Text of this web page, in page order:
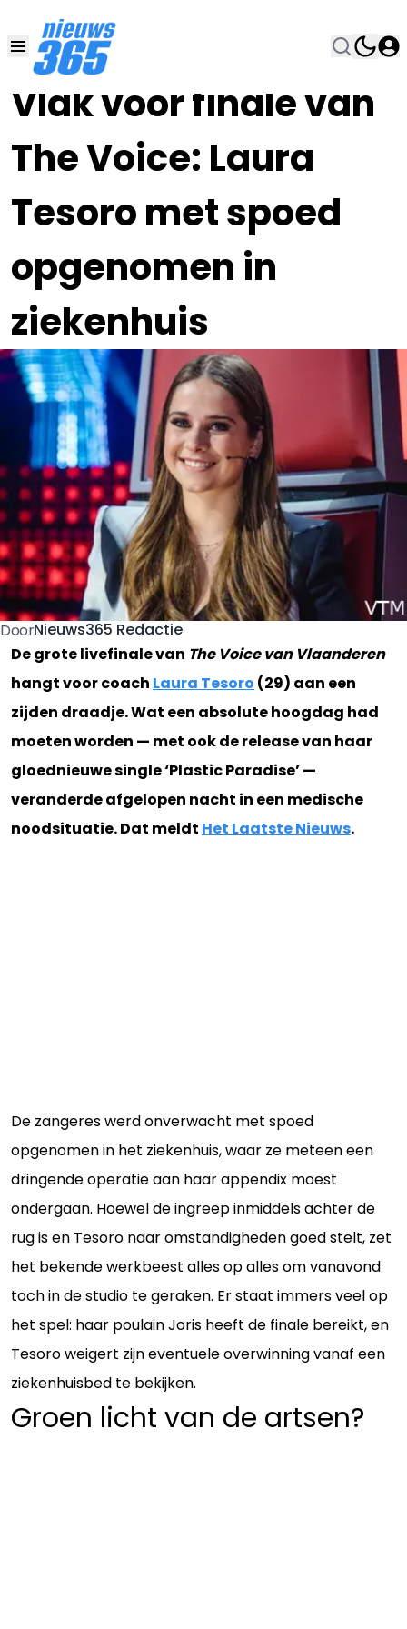
Vlak voor finale van
The Voice: Laura
Tesoro met spoed
opgenomen in
ziekenhuis
29 MEI , 11:06•
DoorNieuws365 Redactie
De grote livefinale van The Voice van Vlaanderen
hangt voor coach Laura Tesoro (29) aan een
zijden draadje. Wat een absolute hoogdag had
moeten worden — met ook de release van haar
gloednieuwe single ‘Plastic Paradise’ —
veranderde afgelopen nacht in een medische
noodsituatie. Dat meldt Het Laatste Nieuws.
De zangeres werd onverwacht met spoed
opgenomen in het ziekenhuis, waar ze meteen een
dringende operatie aan haar appendix moest
ondergaan. Hoewel de ingreep inmiddels achter de
rug is en Tesoro naar omstandigheden goed stelt, zet
het bekende werkbeest alles op alles om vanavond
toch in de studio te geraken. Er staat immers veel op
het spel: haar poulain Joris heeft de finale bereikt, en
Tesoro weigert zijn eventuele overwinning vanaf een
ziekenhuisbed te bekijken.
Groen licht van de artsen?